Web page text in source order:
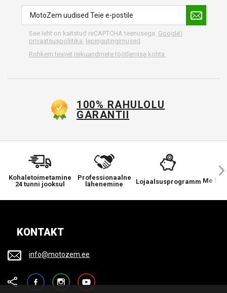
See leht on kaitstud reCAPTCHA teenusega. Google’i
privaatsuspoliitika lepingutingimused
Rohkem teavet isikuandmete töötlemise kohta.
100% RAHULOLU
GARANTII
Kohaletoimetamine
24 tunni jooksul
Professionaalne
lähenemine
Lojaalsusprogramm Me
KONTAKT
info@motozem.ee
FacebookInstagramYouTube